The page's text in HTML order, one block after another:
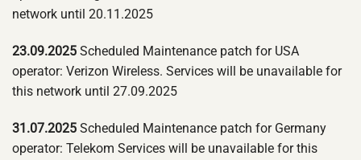
network until 20.11.2025
23.09.2025 Scheduled Maintenance patch for USA
operator: Verizon Wireless. Services will be unavailable for
this network until 27.09.2025
31.07.2025 Scheduled Maintenance patch for Germany
operator: Telekom Services will be unavailable for this